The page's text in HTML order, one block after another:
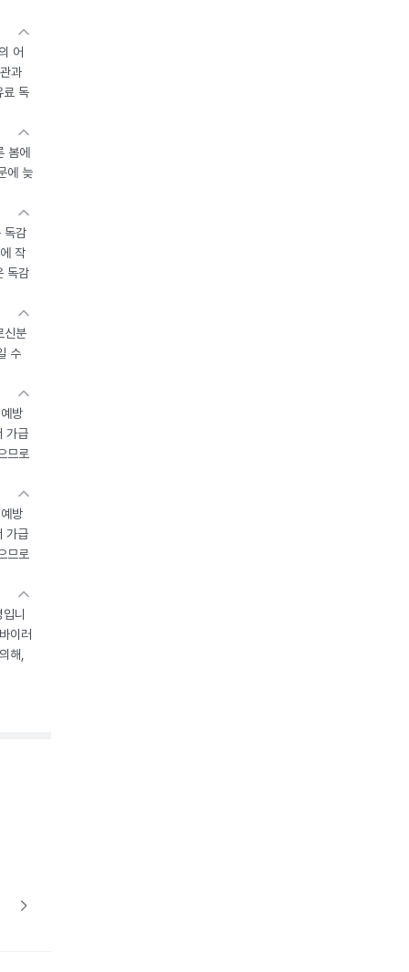
어
과
료 독
봄에
에 늦
독감
작
독감
신분
수
방
가급
므로
방
가급
므로
니
이러
해,